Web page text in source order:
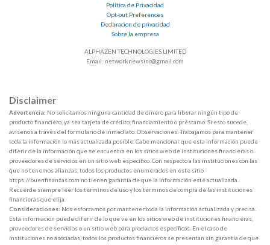
Política de Privacidad
Opt-out Preferences
Declaracion de privacidad
Sobre la empresa
ALPHAZEN TECHNOLOGIES LIMITED
Email: networknewsinc@gmail.com
Disclaimer
Advertencia: No solicitamos ninguna cantidad de dinero para liberar ningún tipo de
producto financiero, ya sea tarjeta de crédito, financiamiento o préstamo. Si esto sucede,
avísenos a través del formulario de inmediato. Observaciones: Trabajamos para mantener
toda la información lo más actualizada posible. Cabe mencionar que esta información puede
diferir de la información que se encuentra en los sitios web de instituciones financieras o
proveedores de servicios en un sitio web específico. Con respecto a las instituciones con las
que no tenemos alianzas, todos los productos enumerados en este sitio
https://buenfinanzas.com no tienen garantía de que la información esté actualizada.
Recuerde siempre leer los términos de uso y los términos de compra de las instituciones
financieras que elija.
Consideraciones: Nos esforzamos por mantener toda la información actualizada y precisa.
Esta información puede diferir de lo que ve en los sitios web de instituciones financieras,
proveedores de servicios o un sitio web para productos específicos. En el caso de
instituciones no asociadas, todos los productos financieros se presentan sin garantía de que